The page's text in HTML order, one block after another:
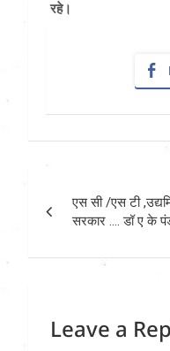
रहे।
navigation
एस सी /एस टी
सरकार …. डॉ ए के
Leave a